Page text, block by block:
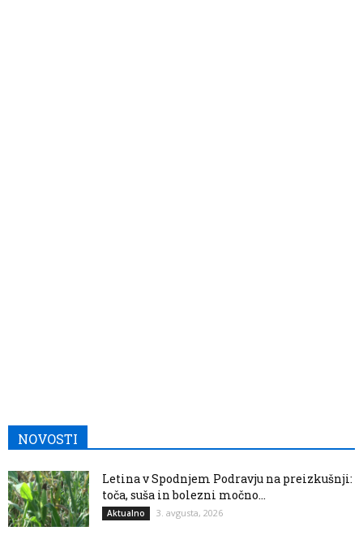
NOVOSTI
Letina v Spodnjem Podravju na preizkušnji:
toča, suša in bolezni močno...
Aktualno 3. avgusta, 2026